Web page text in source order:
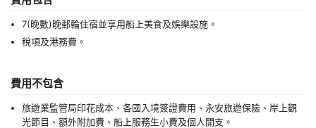
7(晚數)晚郵輪住宿並享用船上美食及娛樂設施。
稅項及港務費。
費用不包含
旅遊業監管局印花成本、各國入境簽證費用、永安旅遊保險、岸上觀
光節目、額外附加費、船上服務生小費及個人開支。